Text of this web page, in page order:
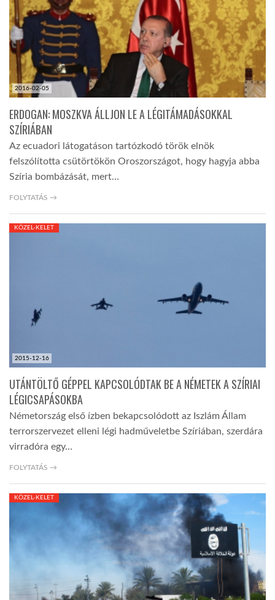
2016-02-05
ERDOGAN: MOSZKVA ÁLLJON LE A LÉGITÁMADÁSOKKAL
SZÍRIÁBAN
Az ecuadori látogatáson tartózkodó török elnök
felszólította csütörtökön Oroszországot, hogy hagyja abba
Szíria bombázását, mert…
FOLYTATÁS →
2015-12-16
KÖZEL-KELET
UTÁNTÖLTŐ GÉPPEL KAPCSOLÓDTAK BE A NÉMETEK A SZÍRIAI
LÉGICSAPÁSOKBA
Németország első ízben bekapcsolódott az Iszlám Állam
terrorszervezet elleni légi hadműveletbe Szíriában, szerdára
virradóra egy…
FOLYTATÁS →
KÖZEL-KELET